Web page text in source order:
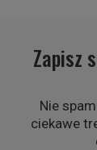
Zapisz
Nie
ciekawe